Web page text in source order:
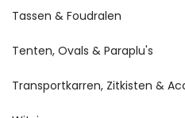
Tassen & Foudralen
Tenten, Ovals & Paraplu's
Transportkarren, Zitkisten &